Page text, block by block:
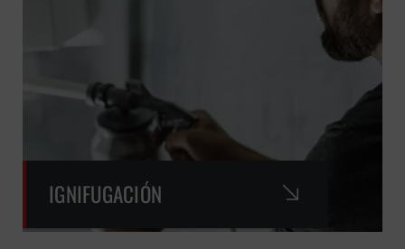
IGNIFUGACIÓN